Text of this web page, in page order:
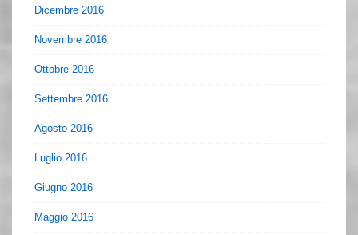
Dicembre 2016
Novembre 2016
Ottobre 2016
Settembre 2016
Agosto 2016
Luglio 2016
Giugno 2016
Maggio 2016